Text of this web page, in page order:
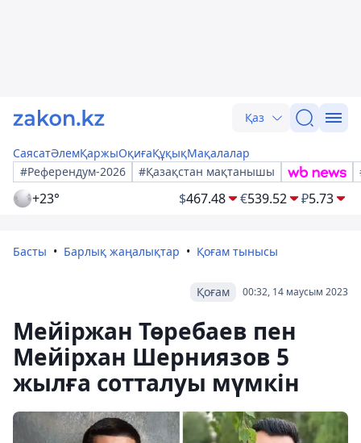
Қаз
СаясатӘлемҚаржыОқиғаҚұқықМақалалар
#Референдум-2026
#Қазақстан мақтанышы
+23° $467.48 €539.52 ₽5.73
Басты Барлық жаңалықтар Қоғам тынысы
00:32, 14 маусым 2023
Қоғам
Мейіржан Төребаев пен
Мейірхан Шерниязов 5
жылға сотталуы мүмкін